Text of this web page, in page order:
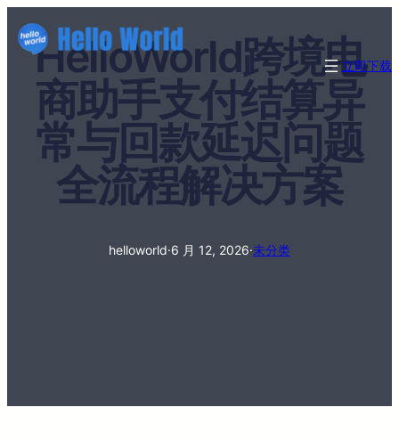
立即下载
HelloWorld跨境电
商助手支付结算异
常与回款延迟问题
全流程解决方案
helloworld·6 月 12, 2026·未分类